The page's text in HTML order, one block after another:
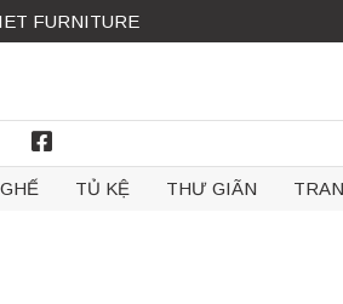
FURNITURE
FACEBOOK
GHẾ TỦ KỆ THƯ GIÃN